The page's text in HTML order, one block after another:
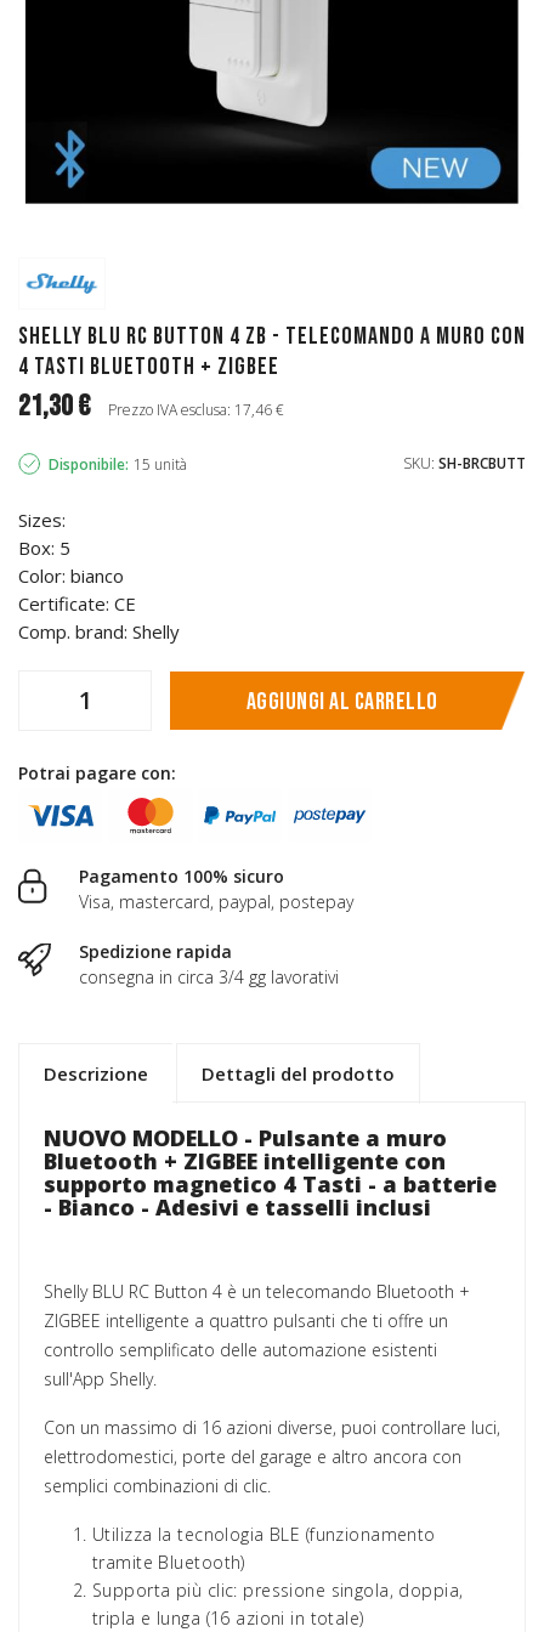
Shelly BLU RC Button 4 ZB - Telecomando a muro con
4 tasti Bluetooth + ZIGBEE
21,30 € Prezzo IVA esclusa: 17,46 €
Disponibile: 15 unità SKU: SH-BRCBUTT
Sizes:
Box: 5
Color: bianco
Certificate: CE
Comp. brand: Shelly
Aggiungi al carrello
Potrai pagare con:
Pagamento 100% sicuro
Visa, mastercard, paypal, postepay
Spedizione rapida
consegna in circa 3/4 gg lavorativi
Descrizione Dettagli del prodotto
NUOVO MODELLO - Pulsante a muro
Bluetooth + ZIGBEE intelligente con
supporto magnetico 4 Tasti - a batterie
- Bianco - Adesivi e tasselli inclusi
Shelly BLU RC Button 4 è un telecomando Bluetooth +
ZIGBEE intelligente a quattro pulsanti che ti offre un
controllo semplificato delle automazione esistenti
sull'App Shelly.
Con un massimo di 16 azioni diverse, puoi controllare luci,
elettrodomestici, porte del garage e altro ancora con
semplici combinazioni di clic.
Utilizza la tecnologia BLE (funzionamento
tramite Bluetooth)
Supporta più clic: pressione singola, doppia,
tripla e lunga (16 azioni in totale)